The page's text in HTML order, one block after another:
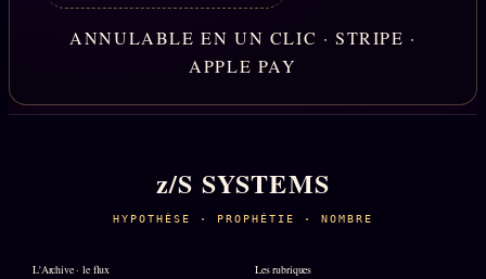
ANNULABLE EN UN CLIC · STRIPE ·
APPLE PAY
z/S SYSTEMS
HYPOTHÈSE · PROPHÉTIE · NOMBRE
L'Archive · le flux Les rubriques